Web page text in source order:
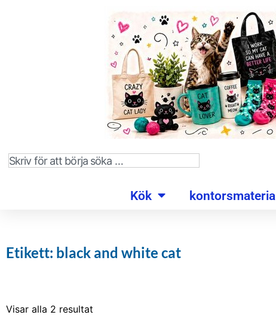
Kök kontorsmaterial
Etikett: black and white cat
Visar alla 2 resultat